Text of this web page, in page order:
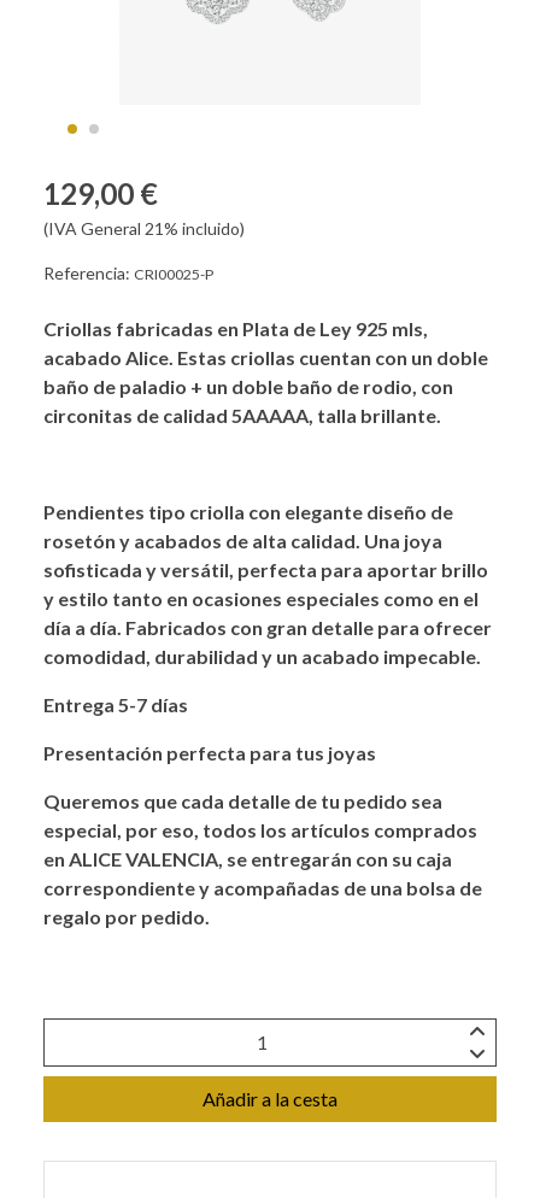
129,00 €
(IVA General 21% incluido)
Referencia: CRI00025-P
Criollas fabricadas en Plata de Ley 925 mls,
acabado Alice. Estas criollas cuentan con un doble
baño de paladio + un doble baño de rodio, con
circonitas de calidad 5AAAAA, talla brillante.
Pendientes tipo criolla con elegante diseño de
rosetón y acabados de alta calidad. Una joya
sofisticada y versátil, perfecta para aportar brillo
y estilo tanto en ocasiones especiales como en el
día a día. Fabricados con gran detalle para ofrecer
comodidad, durabilidad y un acabado impecable.
Entrega 5-7 días
Presentación perfecta para tus joyas
Queremos que cada detalle de tu pedido sea
especial, por eso, todos los artículos comprados
en ALICE VALENCIA, se entregarán con su caja
correspondiente y acompañadas de una bolsa de
regalo por pedido.
Añadir a la cesta